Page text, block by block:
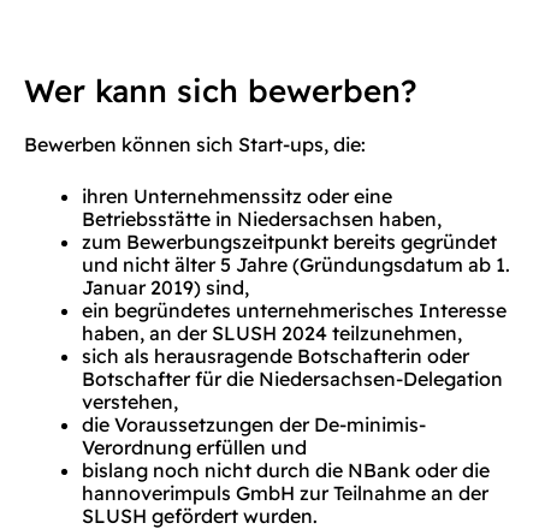
Wer kann sich bewerben?
Bewerben können sich Start-ups, die:
ihren Unternehmenssitz oder eine
Betriebsstätte in Niedersachsen haben,
zum Bewerbungszeitpunkt bereits gegründet
und nicht älter 5 Jahre (Gründungsdatum ab 1.
Januar 2019) sind,
ein begründetes unternehmerisches Interesse
haben, an der SLUSH 2024 teilzunehmen,
sich als herausragende Botschafterin oder
Botschafter für die Niedersachsen-Delegation
verstehen,
die Voraussetzungen der De-minimis-
Verordnung erfüllen und
bislang noch nicht durch die NBank oder die
hannoverimpuls GmbH zur Teilnahme an der
SLUSH gefördert wurden.